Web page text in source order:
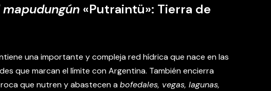
mapudungún «Putraintü»: Tierra de
una importante y compleja red hídrica que nace en las
que marcan el límite con Argentina. También encierra
que nutren y abastecen abofedales, vegas, lagunas,